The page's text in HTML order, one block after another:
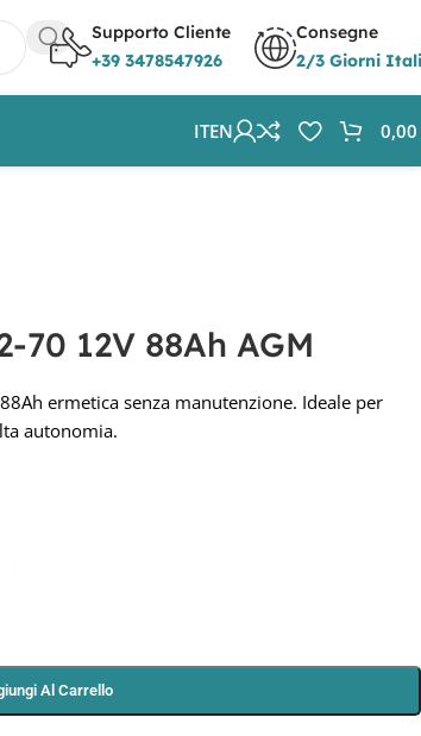
Supporto Cliente
+39 3478547926
Consegne
2/3 Giorni
ITEN
0,00
70 12V 88Ah AGM
ermetica senza manutenzione. Ideale per
autonomia.
Al Carrello